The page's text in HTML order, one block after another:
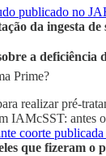
publicado no
da ingesta de
a deficiência
Prime?
realizar pré-
IAMcSST: antes
coorte
que fizeram o